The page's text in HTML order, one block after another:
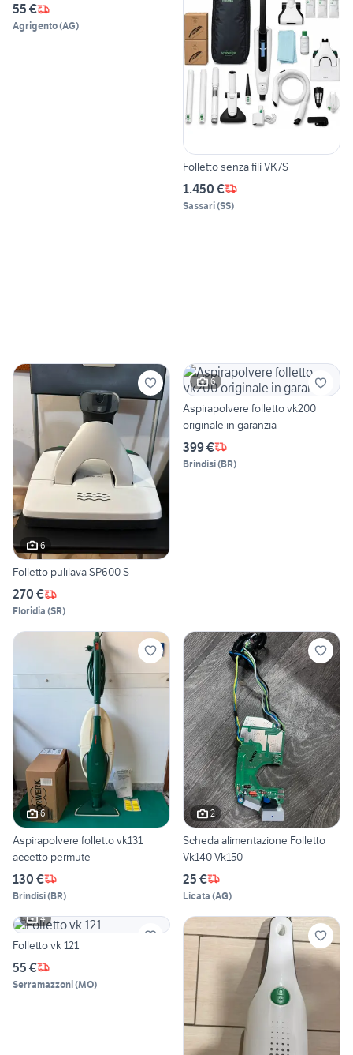
55 €
Agrigento(AG)
Folletto senza fili VK7S
1.450 €
Sassari(SS)
6
Folletto pulilava SP600 S
270 €
Floridia (SR)
6
Aspirapolvere folletto vk200
originale in garanzia
399 €
Brindisi(BR)
6
Aspirapolvere folletto vk131
accetto permute
130 €
Brindisi(BR)
2
Scheda alimentazione Folletto
Vk140 Vk150
25 €
Licata (AG)
4
Folletto vk 121
55 €
Serramazzoni(MO)